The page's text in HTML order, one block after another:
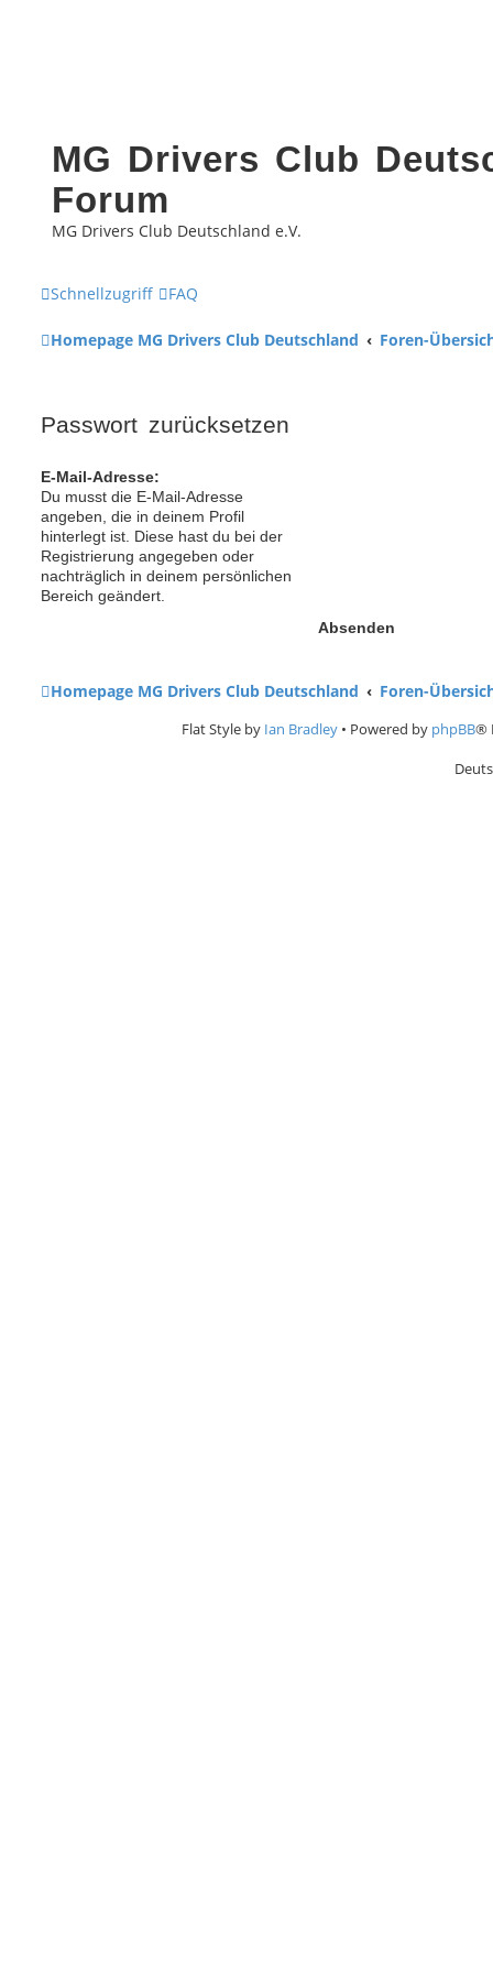
MG Drivers Club
Forum
MG Drivers Club Deutschland e.V.
Schnellzugriff FAQ
Homepage MG Drivers Club Deutschland Foren-
Passwort zurücksetzen
E-Mail-Adresse:
Du musst die E-Mail-Adresse
angeben, die in deinem Profil
hinterlegt ist. Diese hast du bei der
Registrierung angegeben oder
nachträglich in deinem persönlichen
Bereich geändert.
Homepage MG Drivers Club Deutschland Foren-
Flat Style by Ian Bradley • Powered by phpBB®